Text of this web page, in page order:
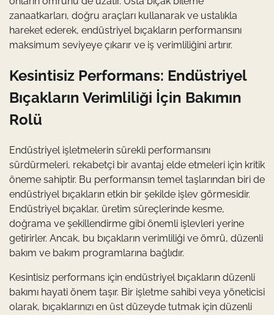
zanaatkarları, doğru araçları kullanarak ve ustalıkla
hareket ederek, endüstriyel bıçakların performansını
maksimum seviyeye çıkarır ve iş verimliliğini artırır.
Kesintisiz Performans: Endüstriyel
Bıçakların Verimliliği İçin Bakımın
Rolü
Endüstriyel işletmelerin sürekli performansını
sürdürmeleri, rekabetçi bir avantaj elde etmeleri için kritik
öneme sahiptir. Bu performansın temel taşlarından biri de
endüstriyel bıçakların etkin bir şekilde işlev görmesidir.
Endüstriyel bıçaklar, üretim süreçlerinde kesme,
doğrama ve şekillendirme gibi önemli işlevleri yerine
getirirler. Ancak, bu bıçakların verimliliği ve ömrü, düzenli
bakım ve bakım programlarına bağlıdır.
Kesintisiz performans için endüstriyel bıçakların düzenli
bakımı hayati önem taşır. Bir işletme sahibi veya yöneticisi
olarak, bıçaklarınızı en üst düzeyde tutmak için düzenli